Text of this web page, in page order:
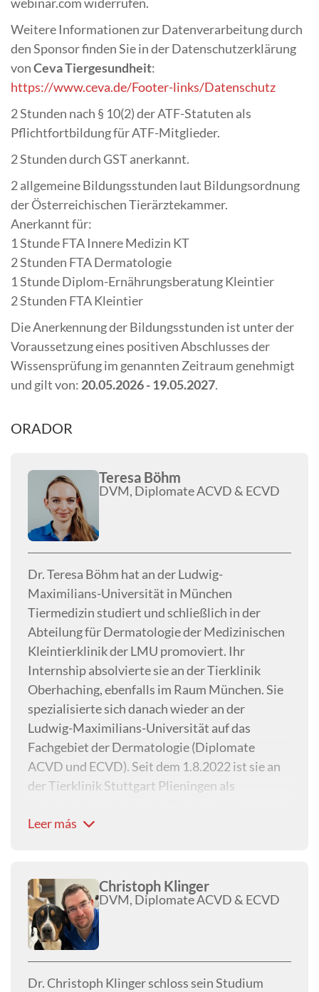
Weitere Informationen zur Datenverarbeitung durch
den Sponsor finden Sie in der Datenschutzerklärung
vonCeva Tiergesundheit:
https://www.ceva.de/Footer-links/Datenschutz
2 Stunden nach § 10(2) der ATF-Statuten als
Pflichtfortbildung für ATF-Mitglieder.
2 Stunden durch GST anerkannt.
2 allgemeine Bildungsstunden laut Bildungsordnung
der Österreichischen Tierärztekammer.
Anerkannt für:
1 Stunde FTA Innere Medizin KT
2 Stunden FTA Dermatologie
1 Stunde Diplom-Ernährungsberatung Kleintier
2 Stunden FTA Kleintier
Die Anerkennung der Bildungsstunden ist unter der
Voraussetzung eines positiven Abschlusses der
Wissensprüfung im genannten Zeitraum genehmigt
und gilt von: 20.05.2026 - 19.05.2027.
ORADOR
Teresa Böhm
DVM, Diplomate ACVD & ECVD
Dr. Teresa Böhm hat an der Ludwig-
Maximilians-Universität in München
Tiermedizin studiert und schließlich in der
Abteilung für Dermatologie der Medizinischen
Kleintierklinik der LMU promoviert. Ihr
Internship absolvierte sie an der Tierklinik
Oberhaching, ebenfalls im Raum München. Sie
spezialisierte sich danach wieder an der
Ludwig-Maximilians-Universität auf das
Fachgebiet der Dermatologie (Diplomate
ACVD und ECVD). Seit dem 1.8.2022 ist sie an
der Tierklinik Stuttgart Plieningen als
Dermatologie und Allergologie angestellt.
Leer más
Christoph Klinger
DVM, Diplomate ACVD & ECVD
Dr. Christoph Klinger schloss sein Studium